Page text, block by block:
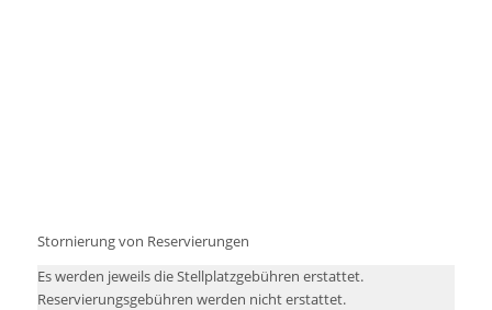
Stornierung von Reservierungen
Es werden jeweils die Stellplatzgebühren erstattet.
Reservierungsgebühren werden nicht erstattet.